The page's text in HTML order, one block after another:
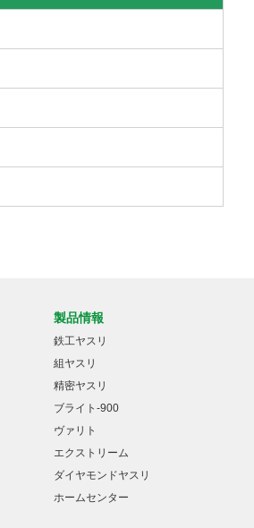
製品情報
鉄工ヤスリ
組ヤスリ
精密ヤスリ
ブライト-900
ヴァリト
エクストリーム
ダイヤモンドヤスリ
ホームセンター